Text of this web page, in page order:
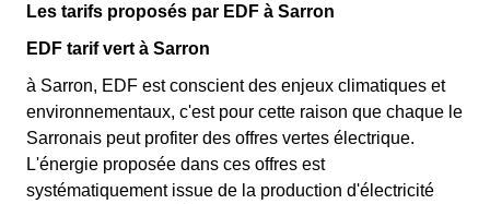
Les tarifs proposés par EDF à Sarron
EDF tarif vert à Sarron
à Sarron, EDF est conscient des enjeux climatiques et
environnementaux, c'est pour cette raison que chaque le
Sarronais peut profiter des offres vertes électrique.
L'énergie proposée dans ces offres est
systématiquement issue de la production d'électricité